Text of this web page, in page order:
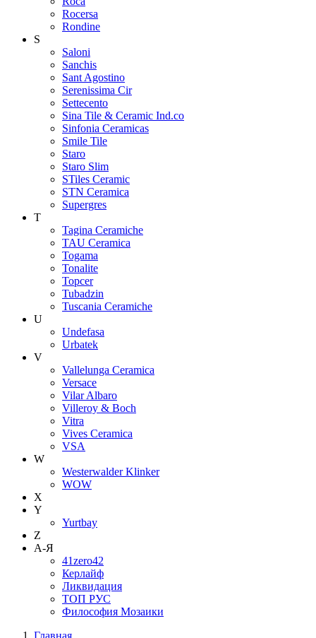
Rocersa
Rondine
S
Saloni
Sanchis
Sant Agostino
Serenissima Cir
Settecento
Sina Tile & Ceramic Ind.co
Sinfonia Ceramicas
Smile Tile
Staro
Staro Slim
STiles Ceramic
STN Ceramica
Supergres
T
Tagina Ceramiche
TAU Ceramica
Togama
Tonalite
Topcer
Tubadzin
Tuscania Ceramiche
U
Undefasa
Urbatek
V
Vallelunga Ceramica
Versace
Vilar Albaro
Villeroy & Boch
Vitra
Vives Ceramica
VSA
W
Westerwalder Klinker
WOW
X
Y
Yurtbay
Z
А-Я
41zero42
Керлайф
Ликвидация
ТОП РУС
Философия Мозаики
Главная